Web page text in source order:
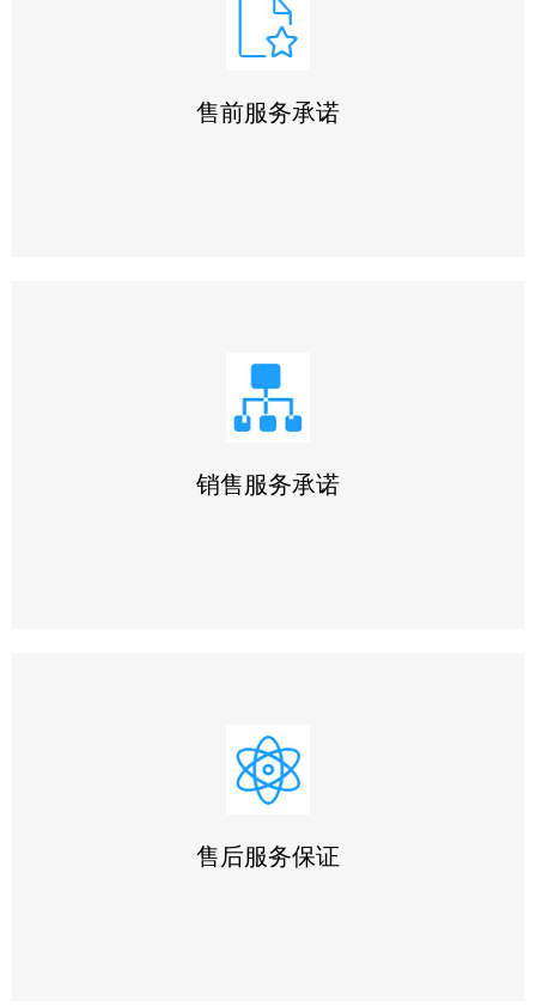
款，不断完善服务体系，以 ‌优质、系统、全面、快捷‌ 的服
务赢得客户信赖，为客户提供可靠的售前、售中及售后全方
售前服务承诺
1.提供专业咨询。在2小时之内答复您提出的专业技术问题
2.提供详细资料。在1小时之内将您所需要的技术资料邮出
3.提供合理报价。在2小时之内为您提供合理报价
销售服务承诺
1.采用全国统一的《工业品买卖合同》与您签订合同和技术
2.竭力按时按量为您提供优质产品，并采用最优运输方式，
3.积极与使用人员沟通，尊重用户安排，为用户提供周到的
售后服务保证